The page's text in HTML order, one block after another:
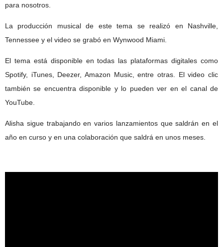
para nosotros.
La producción musical de este tema se realizó en Nashville,
Tennessee y el video se grabó en Wynwood Miami.
El tema está disponible en todas las plataformas digitales como
Spotify, iTunes, Deezer, Amazon Music, entre otras. El video clic
también se encuentra disponible y lo pueden ver en el canal de
YouTube.
Alisha sigue trabajando en varios lanzamientos que saldrán en el
año en curso y en una colaboración que saldrá en unos meses.